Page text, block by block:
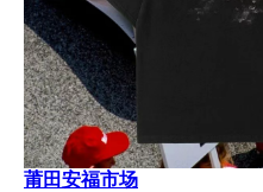
莆田安福市场